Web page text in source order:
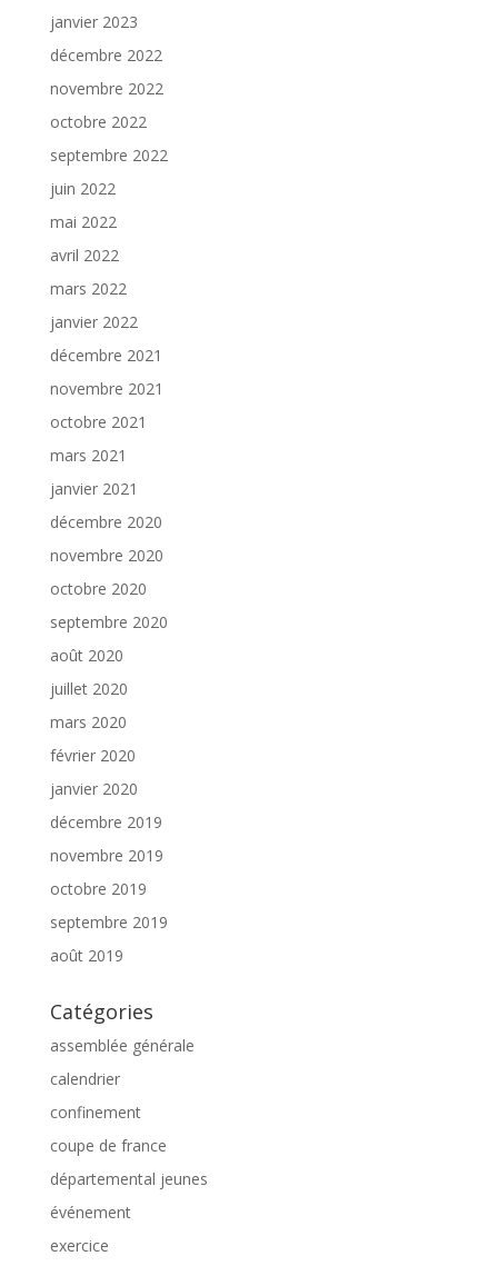
janvier 2023
décembre 2022
novembre 2022
octobre 2022
septembre 2022
juin 2022
mai 2022
avril 2022
mars 2022
janvier 2022
décembre 2021
novembre 2021
octobre 2021
mars 2021
janvier 2021
décembre 2020
novembre 2020
octobre 2020
septembre 2020
août 2020
juillet 2020
mars 2020
février 2020
janvier 2020
décembre 2019
novembre 2019
octobre 2019
septembre 2019
août 2019
Catégories
assemblée générale
calendrier
confinement
coupe de france
départemental jeunes
événement
exercice